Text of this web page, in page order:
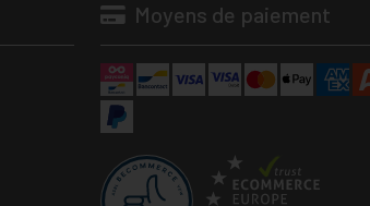
Moyens de paiement